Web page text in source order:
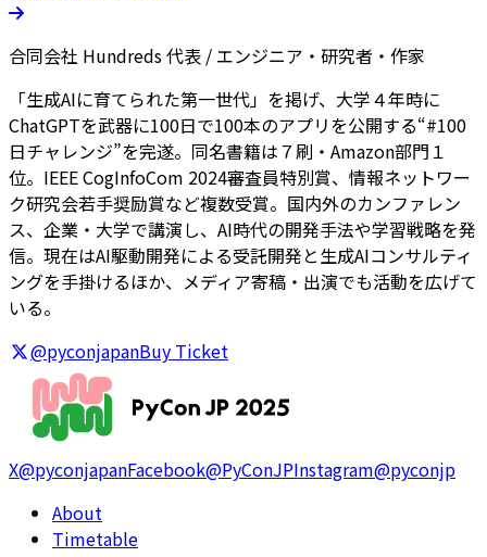
合同会社 Hundreds 代表 / エンジニア・研究者・作家
「生成AIに育てられた第一世代」を掲げ、大学４年時に
ChatGPTを武器に100日で100本のアプリを公開する“#100
日チャレンジ”を完遂。同名書籍は７刷・Amazon部門１
位。IEEE CogInfoCom 2024審査員特別賞、情報ネットワー
ク研究会若手奨励賞など複数受賞。国内外のカンファレン
ス、企業・大学で講演し、AI時代の開発手法や学習戦略を発
信。現在はAI駆動開発による受託開発と生成AIコンサルティ
ングを手掛けるほか、メディア寄稿・出演でも活動を広げて
いる。
@pyconjapanBuy Ticket
X@pyconjapanFacebook@PyConJPInstagram@pyconjp
About
Timetable